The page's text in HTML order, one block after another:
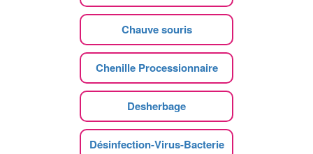
Chauve souris
Chenille Processionnaire
Desherbage
Désinfection-Virus-Bacterie